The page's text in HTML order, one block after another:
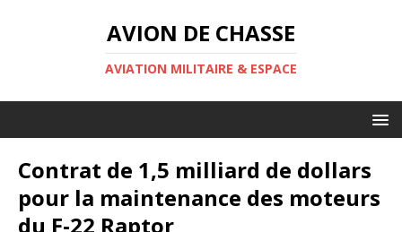
AVION DE CHASSE
AVIATION MILITAIRE & ESPACE
Contrat de 1,5 milliard de dollars
pour la maintenance des moteurs
du F-22 Raptor